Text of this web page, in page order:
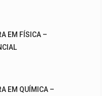
EM FÍSICA –
EM QUÍMICA –